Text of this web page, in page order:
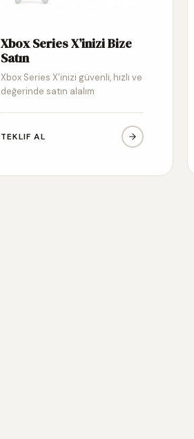
Xbox Series X’inizi Bize
Satın
Xbox Series X’inizi güvenli, hızlı ve
değerinde satın alalım
TEKLIF AL